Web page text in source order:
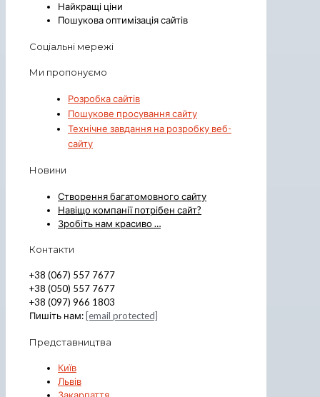
Найкращі ціни
Пошукова оптимізація сайтів
Соціальні мережі
Ми пропонуємо
Розробка сайтів
Пошукове просування сайту
Технічне завдання на розробку веб-
сайту
Новини
Створення багатомовного сайту
Навіщо компанії потрібен сайт?
Зробіть нам красиво …
Контакти
+38 (067) 557 7677
+38 (050) 557 7677
+38 (097) 966 1803
Пишіть нам: [email protected]
Представництва
Київ
Львів